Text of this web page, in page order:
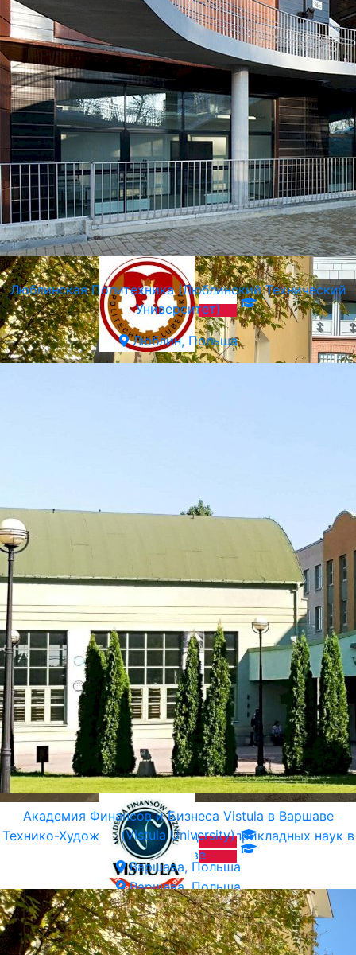
SWPS Университет Социальных и Гуманитарных Наук
Варшава, Польша
Технико-Художественная Академия прикладных наук в
Варшаве
Варшава, Польша
Люблинская Политехника (Люблинский Технический
Университет)
Люблин, Польша
Академия Финансов и Бизнеса Vistula в Варшаве
(Vistula University)
Варшава, Польша